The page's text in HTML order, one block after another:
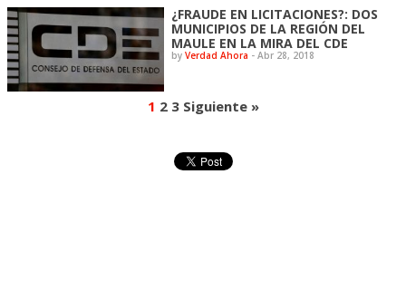
¿FRAUDE EN LICITACIONES?: DOS
MUNICIPIOS DE LA REGIÓN DEL
MAULE EN LA MIRA DEL CDE
byVerdad Ahora - Abr 28, 2018
1 2 3 Siguiente »